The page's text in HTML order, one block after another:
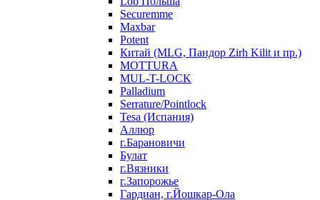
Securemme
Maxbar
Potent
Китай (MLG, Пандор Zirh Kilit и пр.)
MOTTURA
MUL-T-LOCK
Palladium
Serrature/Pointlock
Tesa (Испания)
Аллюр
г.Барановичи
Булат
г.Вязники
г.Запорожье
Гардиан, г.Йошкар-Ола